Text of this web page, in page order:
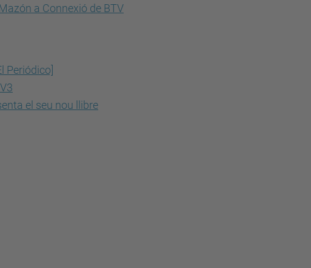
a Connexió de BTV
Periódico]
el seu nou llibre